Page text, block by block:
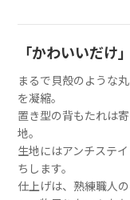
「かわいいだけ
まるで貝殻のような
を凝縮。
置き型の背もたれは
地。
生地にはアンチステ
ちします。
仕上げは、熟練職人